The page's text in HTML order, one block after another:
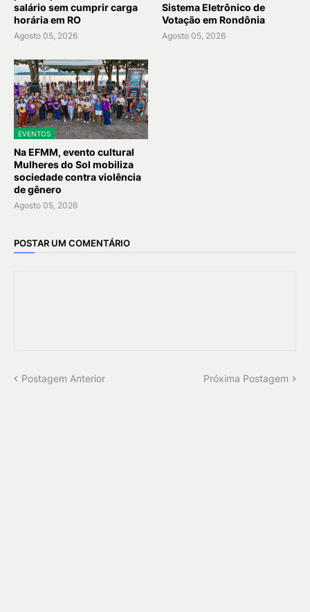
salário sem cumprir carga
horária em RO
Agosto 05, 2026
Sistema Eletrônico de
Votação em Rondônia
Agosto 05, 2026
EVENTOS
Na EFMM, evento cultural
Mulheres do Sol mobiliza
sociedade contra violência
de gênero
Agosto 05, 2026
POSTAR UM COMENTÁRIO
Postagem Anterior Próxima Postagem